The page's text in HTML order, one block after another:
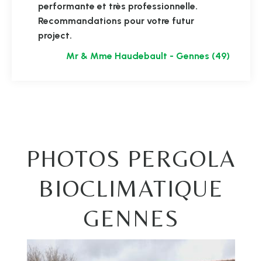
performante et très professionnelle.
Recommandations pour votre futur
project.
Mr & Mme Haudebault - Gennes (49)
PHOTOS PERGOLA
BIOCLIMATIQUE
GENNES